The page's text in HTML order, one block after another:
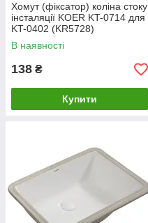
Хомут (фіксатор) коліна стоку
інсталяції KOER KT-0714 для
KT-0402 (KR5728)
В наявності
138 ₴
Купити